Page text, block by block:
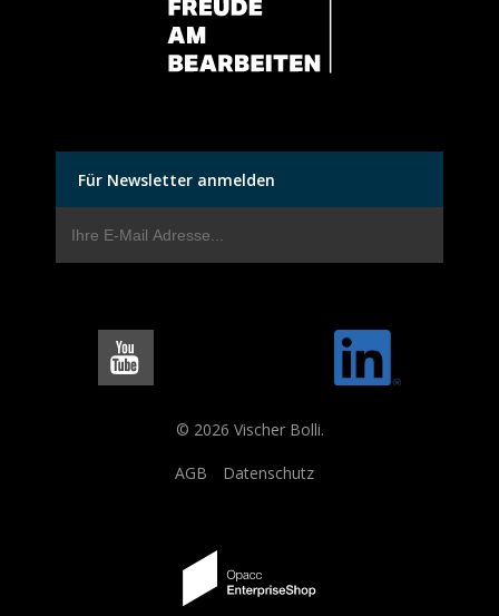
Für Newsletter anmelden
© 2026 Vischer Bolli.
AGB Datenschutz